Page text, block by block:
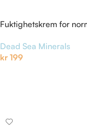
Fuktighetskrem for
Dead Sea Minerals
kr 199